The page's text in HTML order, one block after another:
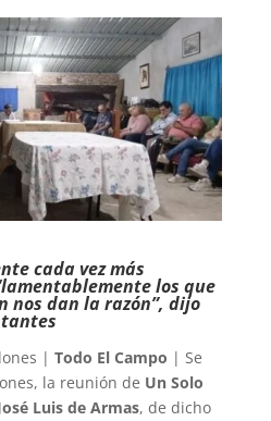
cada vez más
los que
nos dan la razón”, dijo
| Todo El Campo | Se
la reunión de Un Solo
Luis de Armas, de dicho